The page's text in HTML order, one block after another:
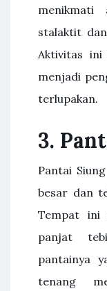
menikmati
stalaktit
Aktivitas ini
menjadi
terlupakan.
3.
Pantai
besar dan
Tempat ini
panjat
pantainya
tenang